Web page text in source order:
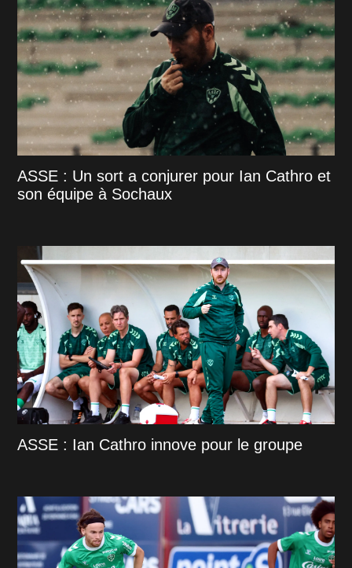
ASSE : Un sort a conjurer pour Ian Cathro et
son équipe à Sochaux
ASSE : Ian Cathro innove pour le groupe